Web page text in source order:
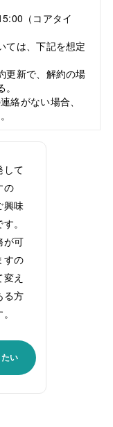
（コアタイ
ては、下記を想定
新で、解約の場
がない場合、
して
の
興味
。
が可
すの
え
る方
い